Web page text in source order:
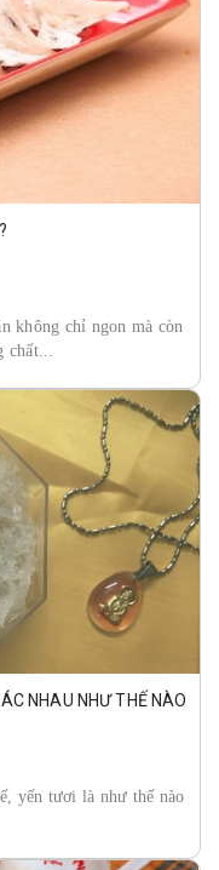
không chỉ ngon mà còn
NHAU NHƯ THẾ NÀO
yến tươi là như thế nào